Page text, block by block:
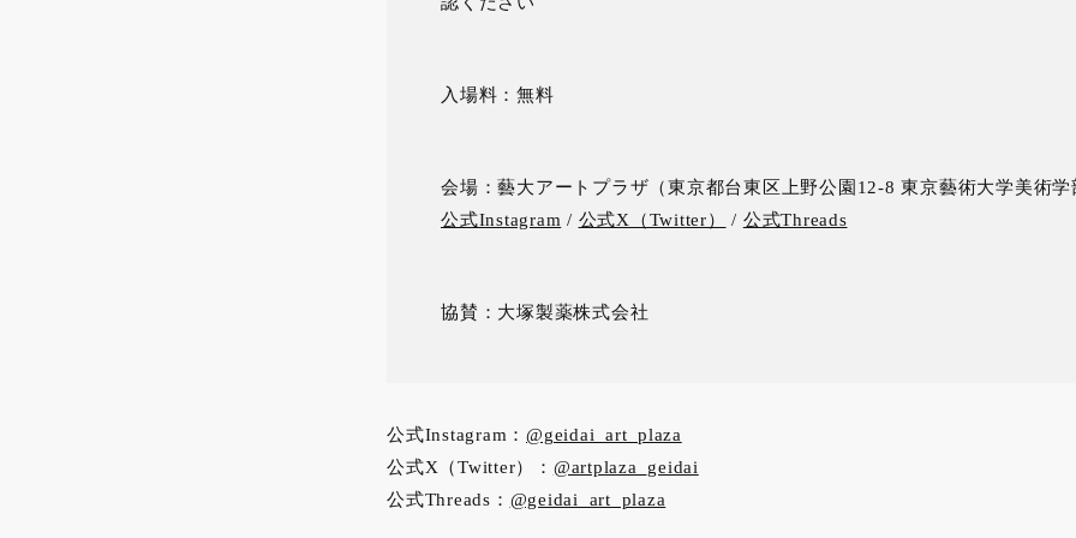
入場料：無料
会場：藝大アートプラザ（東京都台東区上野公園12-8 東京藝術大学美術学
公式Instagram / 公式X（Twitter） / 公式Threads
協賛：大塚製薬株式会社
公式Instagram： @geidai_art_plaza
公式X（Twitter）： @artplaza_geidai
公式Threads： @geidai_art_plaza